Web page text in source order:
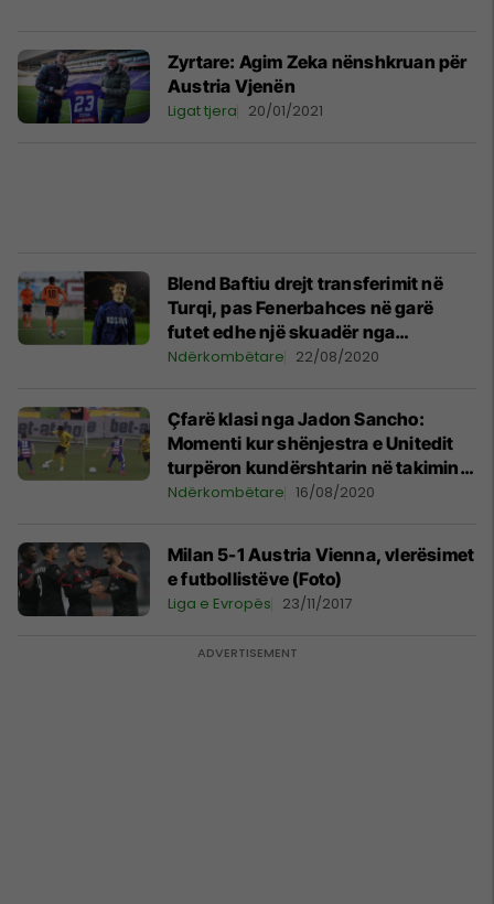
Zyrtare: Agim Zeka nënshkruan për
Austria Vjenën
Ligat tjera 20/01/2021
Blend Baftiu drejt transferimit në
Turqi, pas Fenerbahces në garë
futet edhe një skuadër nga
Superliga
Ndërkombëtare 22/08/2020
Çfarë klasi nga Jadon Sancho:
Momenti kur shënjestra e Unitedit
turpëron kundërshtarin në takimin
miqësor
Ndërkombëtare 16/08/2020
Milan 5-1 Austria Vienna, vlerësimet
e futbollistëve (Foto)
Liga e Evropës 23/11/2017